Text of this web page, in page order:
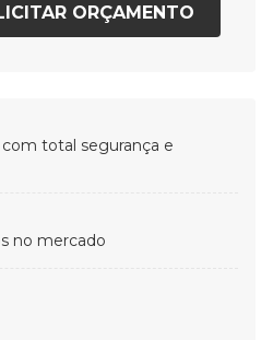
ORÇAMENTO
total segurança e
no mercado